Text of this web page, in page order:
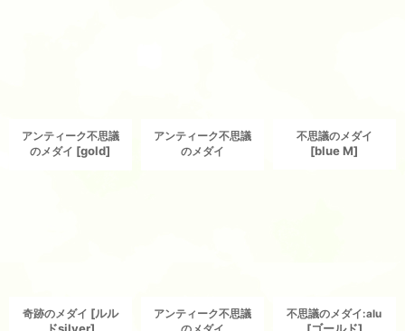
アンティーク不思議
のメダイ [gold]
アンティーク不思議
のメダイ
不思議のメダイ
[blue M]
奇跡のメダイ [ルル
アンティーク不思議
不思議のメダイ:alu